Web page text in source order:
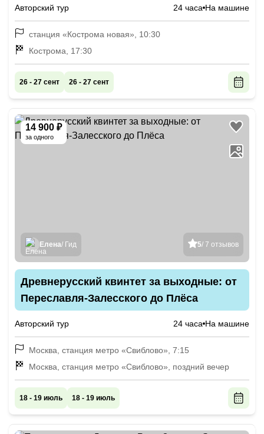
Авторский тур 24 часа На машине
станция «Кострома новая», 10:30
Кострома, 17:30
26 - 27 сент 26 - 27 сент
14 900 ₽
за одного
5/ 7 отзывов
Елена/ Гид
Древнерусский квинтет за выходные: от
Переславля-Залесского до Плёса
Авторский тур 24 часа На машине
Москва, станция метро «Свиблово», 7:15
Москва, станция метро «Свиблово», поздний вечер
18 - 19 июль 18 - 19 июль